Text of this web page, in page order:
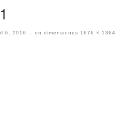
6, 2016 - en dimensiones 1676 × 1364